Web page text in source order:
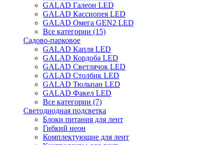
GALAD Галеон LED
GALAD Кассиопея LED
GALAD Омега GEN2 LED
Все категории (15)
Садово-парковое
GALAD Капля LED
GALAD Кордоба LED
GALAD Светлячок LED
GALAD Столбик LED
GALAD Тюльпан LED
GALAD Факел LED
Все категории (7)
Светодиодная подсветка
Блоки питания для лент
Гибкий неон
Комплектующие для лент